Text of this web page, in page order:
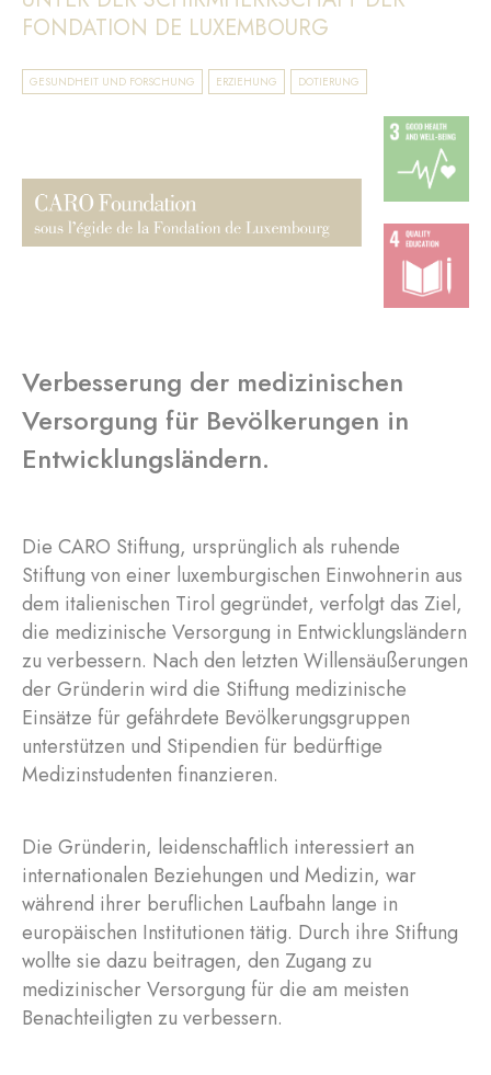
FONDATION DE LUXEMBOURG
GESUNDHEIT UND FORSCHUNG ERZIEHUNG DOTIERUNG
Verbesserung der medizinischen
Versorgung für Bevölkerungen in
Entwicklungsländern.
Die CARO Stiftung, ursprünglich als ruhende
Stiftung von einer luxemburgischen Einwohnerin aus
dem italienischen Tirol gegründet, verfolgt das Ziel,
die medizinische Versorgung in Entwicklungsländern
zu verbessern. Nach den letzten Willensäußerungen
der Gründerin wird die Stiftung medizinische
Einsätze für gefährdete Bevölkerungsgruppen
unterstützen und Stipendien für bedürftige
Medizinstudenten finanzieren.
Die Gründerin, leidenschaftlich interessiert an
internationalen Beziehungen und Medizin, war
während ihrer beruflichen Laufbahn lange in
europäischen Institutionen tätig. Durch ihre Stiftung
wollte sie dazu beitragen, den Zugang zu
medizinischer Versorgung für die am meisten
Benachteiligten zu verbessern.